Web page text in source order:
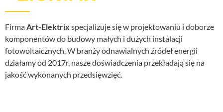
FirmaArt-Elektrix specjalizuje się w projektowaniu i doborze
komponentów do budowy małych i dużych instalacji
fotowoltaicznych. W branży odnawialnych źródeł energii
działamy od 2017r, nasze doświadczenia przekładają się na
jakość wykonanych przedsięwzięć.